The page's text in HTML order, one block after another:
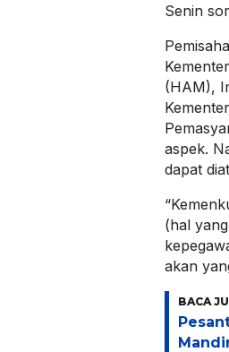
Senin
(HAM),
aspek.
dapat
(hal
akan
BACA